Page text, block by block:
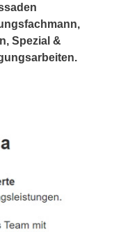
Spezial &